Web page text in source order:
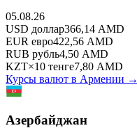
05.08.26
USD доллар366,14 AMD
EUR евро422,56 AMD
RUB рубль4,50 AMD
KZT×10 тенге7,80 AMD
Курсы валют в Армении →
Азербайджан